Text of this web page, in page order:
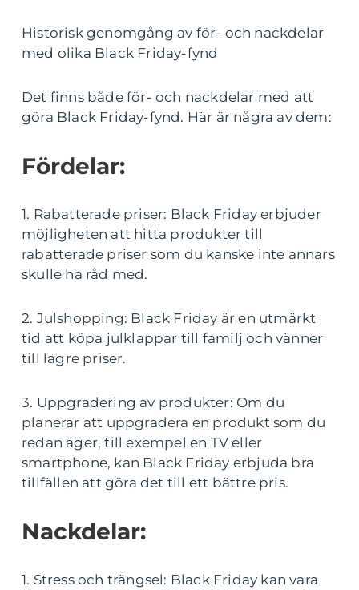
Historisk genomgång av för- och nackdelar
med olika Black Friday-fynd
Det finns både för- och nackdelar med att
göra Black Friday-fynd. Här är några av dem:
Fördelar:
1. Rabatterade priser: Black Friday erbjuder
möjligheten att hitta produkter till
rabatterade priser som du kanske inte annars
skulle ha råd med.
2. Julshopping: Black Friday är en utmärkt
tid att köpa julklappar till familj och vänner
till lägre priser.
3. Uppgradering av produkter: Om du
planerar att uppgradera en produkt som du
redan äger, till exempel en TV eller
smartphone, kan Black Friday erbjuda bra
tillfällen att göra det till ett bättre pris.
Nackdelar:
1. Stress och trängsel: Black Friday kan vara